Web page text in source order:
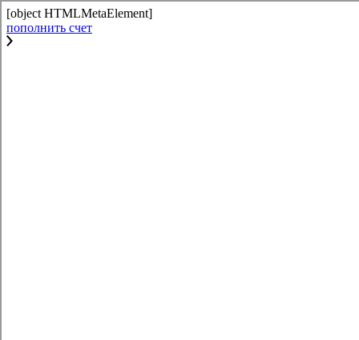
[object HTMLMetaElement]
пополнить счет